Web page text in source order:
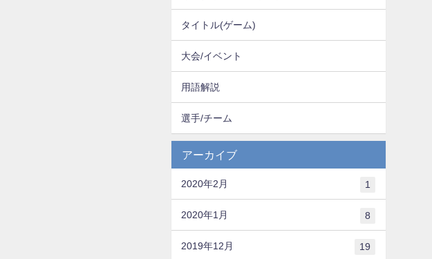
タイトル(ゲーム)
大会/イベント
用語解説
選手/チーム
アーカイブ
2020年2月 1
2020年1月 8
2019年12月 19